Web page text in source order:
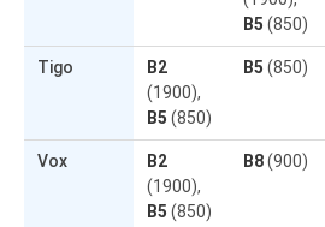
B5 (850)
Tigo
B2
(1900),
B5 (850)
B5 (850)
Vox
B2
(1900),
B5 (850)
B8(900)